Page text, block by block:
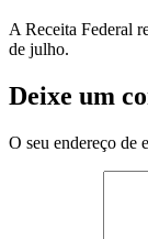
A Receita Federal
de julho.
Deixe um
O seu endereço de